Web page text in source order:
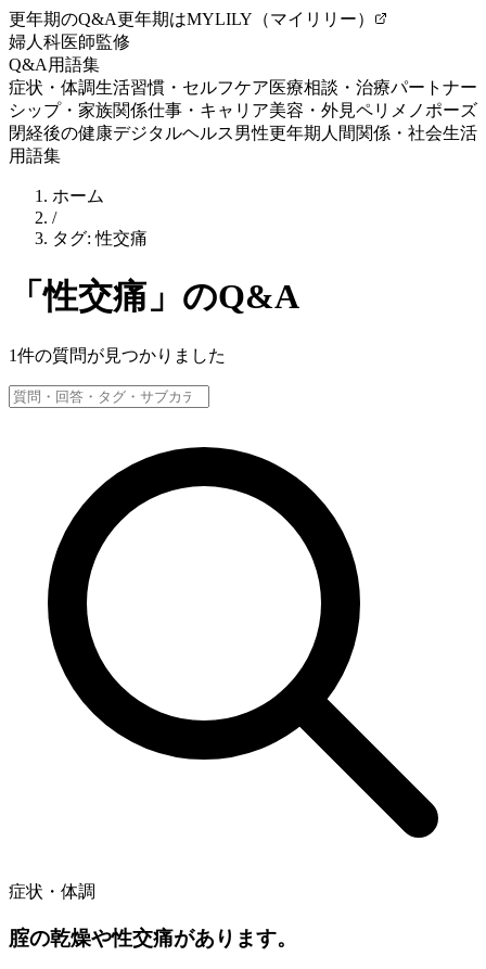
更年期のQ&A更年期はMYLILY（マイリリー）
婦人科医師監修
Q&A 用語集
症状・体調生活習慣・セルフケア医療相談・治療パートナー
シップ・家族関係仕事・キャリア美容・外見ペリメノポーズ
閉経後の健康デジタルヘルス男性更年期 人間関係・社会生活
用語集
ホーム
/
タグ:性交痛
「性交痛 」のQ&A
1件の質問が見つかりました
症状・体調
腟の乾燥や性交痛があります。